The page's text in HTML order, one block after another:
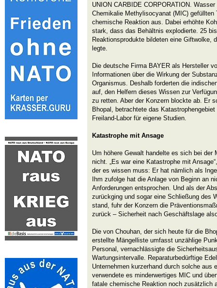
UNION CARBIDE CORPORATION.
Chemikalie Methylisocyanat (MIC) gefüllten
chemische Reaktion aus. Dabei erhöhte
stark, dass das Behältnis explodierte. 25
Reaktionsprodukte bildeten eine Giftwolke,
legte.
Die deutsche Firma BAYER als Hersteller
Informationen über die Wirkung der
Organismus. Deshalb forderten die
auf, den Helfern dieses Wissen zur
zu retten. Aber der Konzern blockte ab. Er
Bhopal, betrachtete das
Freiland-Labor für eigene Studien.
Katastrophe mit Ansage
Um höhere Gewalt handelte es sich bei der
nicht. „Es war eine Katastrophe mit
der es wissen muss: Er hat nämlich als
Ihm zufolge hat die Anlage von Beginn an
Anforderungen entsprochen. Und als der
zurückging und sogar eine Schließung des
stand, fuhr der Konzern die
zurück – Sicherheit nach Geschäftslage
Die von Chouhan, der sich heute für die
erstellte Mängelliste umfasst unzählige
Personal, vernachlässigte die
Wartungsintervalle. Reparaturbedürftige
Unternehmen kurzerhand durch solche aus
verwendete es minderwertiges MIC und
fatale chemische Reaktion noch zusätzlich